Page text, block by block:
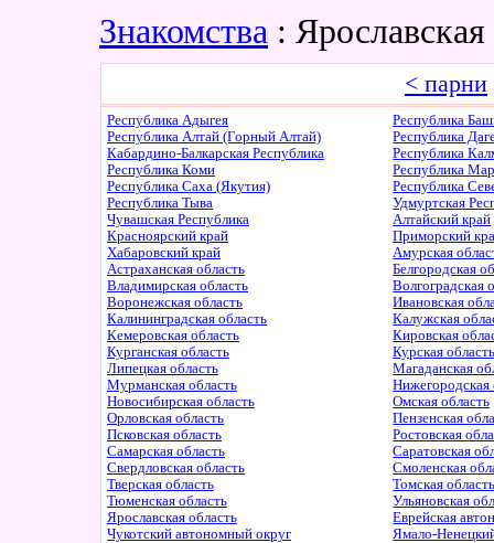
Знакомства :
< парни
Республика Адыгея
Республика
Республика Алтай (Горный Алтай)
Республика
Кабардино-Балкарская Республика
Республика
Республика Коми
Республика
Республика Саха (Якутия)
Республика
Республика Тыва
Удмуртская
Чувашская Республика
Алтайский край
Красноярский край
Приморский
Хабаровский край
Амурская
Астраханская область
Белгородская
Владимирская область
Волгоградская
Воронежская область
Ивановская
Калининградская область
Калужская
Кемеровская область
Кировская
Курганская область
Курская
Липецкая область
Магаданская
Мурманская область
Нижегородская
Новосибирская область
Омская область
Орловская область
Пензенская
Псковская область
Ростовская
Самарская область
Саратовская
Свердловская область
Смоленская
Тверская область
Томская
Тюменская область
Ульяновская
Ярославская область
Еврейская
Чукотский автономный округ
Ямало-